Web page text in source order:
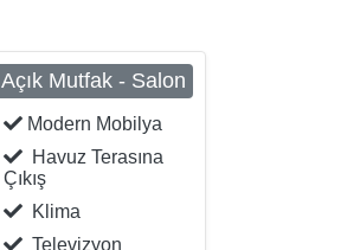
Açık Mutfak - Salon
Modern Mobilya
Havuz Terasına
Çıkış
Klima
Televizyon